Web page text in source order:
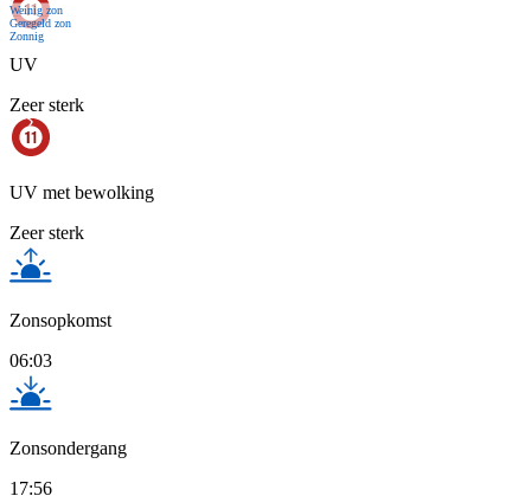
Weinig zon
Geregeld zon
Zonnig
UV
Zeer sterk
UV met bewolking
Zeer sterk
Zonsopkomst
06:03
Zonsondergang
17:56